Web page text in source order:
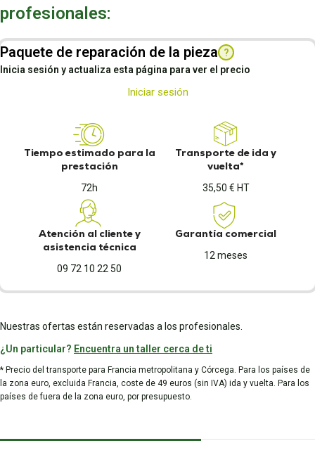
profesionales:
Paquete de reparación de la pieza ?
Inicia sesión y actualiza esta página para ver el precio
Iniciar sesión
Tiempo estimado para la
prestación
72h
Transporte de ida y
vuelta*
35,50 € HT
Atención al cliente y
asistencia técnica
09 72 10 22 50
Garantía comercial
12 meses
Nuestras ofertas están reservadas a los profesionales.
¿Un particular? Encuentra un taller cerca de ti
* Precio del transporte para Francia metropolitana y Córcega. Para los países de
la zona euro, excluida Francia, coste de 49 euros (sin IVA) ida y vuelta. Para los
países de fuera de la zona euro, por presupuesto.